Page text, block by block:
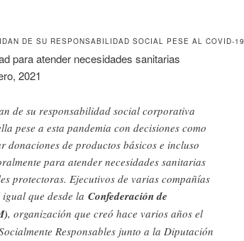
DE SU RESPONSABILIDAD SOCIAL PESE AL COVID-19
para atender necesidades sanitarias
2021
de su responsabilidad social corporativa
pese a esta pandemia con decisiones como
donaciones de productos básicos e incluso
para atender necesidades sanitarias
protectoras. Ejecutivos de varias compañías
que desde la Confederación de
, organización que creó hace varios años el
Responsables junto a la Diputación